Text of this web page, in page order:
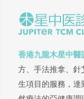
香港九龍木星中醫
方、手法推拿、
生項目的服務，